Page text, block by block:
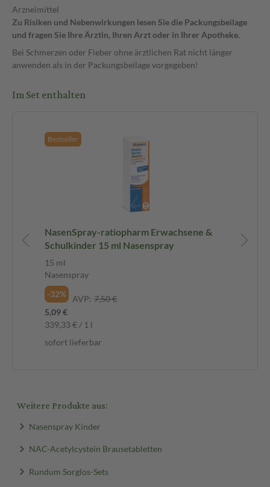
Arzneimittel
Zu Risiken und Nebenwirkungen lesen Sie die Packungsbeilage
und fragen Sie Ihre Ärztin, Ihren Arzt oder in Ihrer Apotheke.
Bei Schmerzen oder Fieber ohne ärztlichen Rat nicht länger
anwenden als in der Packungsbeilage vorgegeben!
Im Set enthalten
Bestseller
NasenSpray-ratiopharm Erwachsene &
Schulkinder 15 ml Nasenspray
15 ml
Nasenspray
-32%
AVP: 7,50 €
5,09 €
339,33 € / 1 l
sofort lieferbar
Weitere Produkte aus:
Nasenspray Kinder
NAC-Acetylcystein Brausetabletten
Rundum Sorglos-Sets